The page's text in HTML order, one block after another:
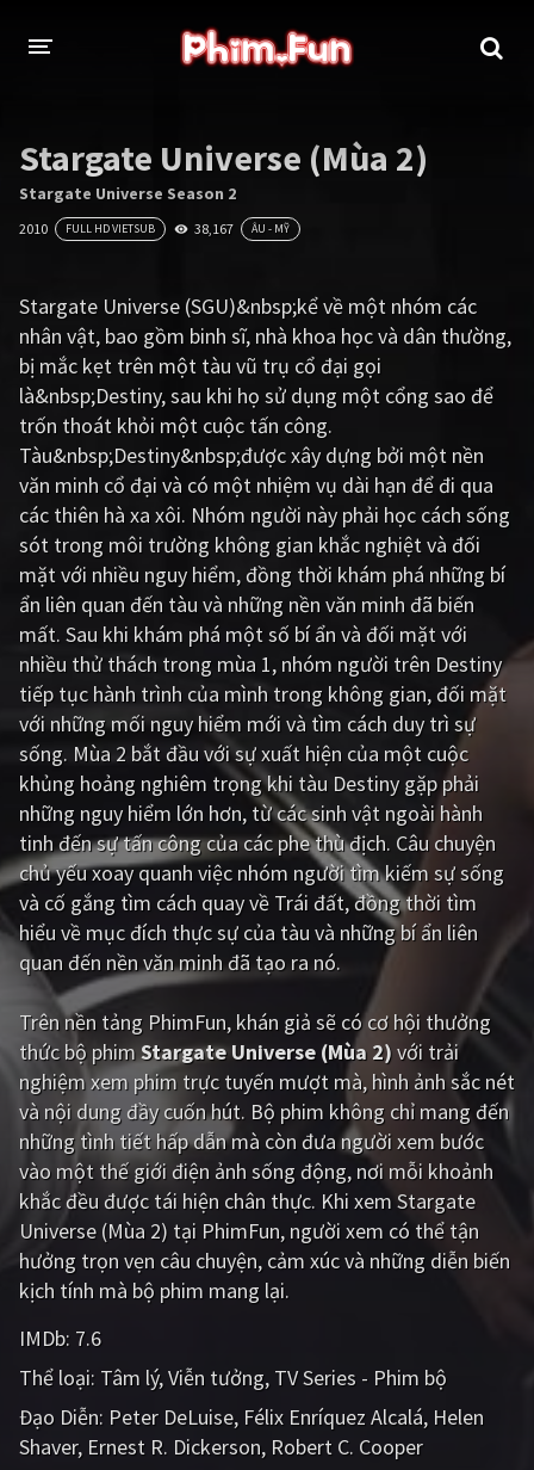
Thần thoại - Cổ trang
Tâm lý Chiến tranh
Kinh dị Tội phạm - Hình sự
Phiêu lưu Hài hước
Viễn tưởng Khoa học - Tài liệu
Hoạt hình Thể thao
Tình cảm - Lãng mạn Kỳ ảo
Giật gân Gia đình
Bí ẩn Lịch sử
Viễn Tây Tiểu sử
GameShow DramaTV
QUỐC GIA
Âu - Mỹ Trung Quốc - Hồng Kông
Hàn Quốc Nhật Bản
Ấn Độ Việt Nam
Tổng hợp
CẬP NHẬT
PHIM MỚI
PHIM BỘ
PHIM LẺ
PHIM CHIẾU RẠP
TUYỂN TẬP PHIM
BLOG
Stargate Universe (Mùa 2)
Stargate Universe Season 2
2010 FULL HD VIETSUB 38,167 ÂU - MỸ
Stargate Universe (SGU)&nbsp;kể về một nhóm các
nhân vật, bao gồm binh sĩ, nhà khoa học và dân thường,
bị mắc kẹt trên một tàu vũ trụ cổ đại gọi
là&nbsp;Destiny, sau khi họ sử dụng một cổng sao để
trốn thoát khỏi một cuộc tấn công.
Tàu&nbsp;Destiny&nbsp;được xây dựng bởi một nền
văn minh cổ đại và có một nhiệm vụ dài hạn để đi qua
các thiên hà xa xôi. Nhóm người này phải học cách sống
sót trong môi trường không gian khắc nghiệt và đối
mặt với nhiều nguy hiểm, đồng thời khám phá những bí
ẩn liên quan đến tàu và những nền văn minh đã biến
mất. Sau khi khám phá một số bí ẩn và đối mặt với
nhiều thử thách trong mùa 1, nhóm người trên Destiny
tiếp tục hành trình của mình trong không gian, đối mặt
với những mối nguy hiểm mới và tìm cách duy trì sự
sống. Mùa 2 bắt đầu với sự xuất hiện của một cuộc
khủng hoảng nghiêm trọng khi tàu Destiny gặp phải
những nguy hiểm lớn hơn, từ các sinh vật ngoài hành
tinh đến sự tấn công của các phe thù địch. Câu chuyện
chủ yếu xoay quanh việc nhóm người tìm kiếm sự sống
và cố gắng tìm cách quay về Trái đất, đồng thời tìm
hiểu về mục đích thực sự của tàu và những bí ẩn liên
quan đến nền văn minh đã tạo ra nó.
Trên nền tảng PhimFun, khán giả sẽ có cơ hội thưởng
thức bộ phimStargate Universe (Mùa 2)với trải
nghiệm xem phim trực tuyến mượt mà, hình ảnh sắc nét
và nội dung đầy cuốn hút. Bộ phim không chỉ mang đến
những tình tiết hấp dẫn mà còn đưa người xem bước
vào một thế giới điện ảnh sống động, nơi mỗi khoảnh
khắc đều được tái hiện chân thực. Khi xem Stargate
Universe (Mùa 2) tại PhimFun, người xem có thể tận
hưởng trọn vẹn câu chuyện, cảm xúc và những diễn biến
kịch tính mà bộ phim mang lại.
IMDb: 7.6
Thể loại: Tâm lý Viễn tưởng TV Series - Phim bộ
Đạo Diễn: Peter DeLuise Félix Enríquez Alcalá Helen
Shaver Ernest R. Dickerson Robert C. Cooper